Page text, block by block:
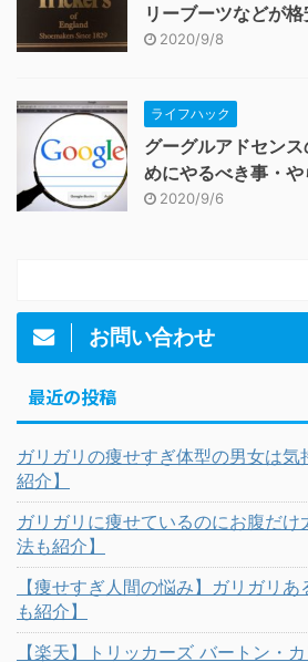
リーブーツなどが
2020/9/8
ライフハック
グーグルアドセン
めにやるべき事・
2020/9/6
お問い合わせ
最近の投稿
ガリガリの痩せすぎ体型の男女は
紹介】
ガリガリに痩せているのにお腹だ
法も紹介】
【痩せすぎ人間の悩み】ガリガリ
も紹介】
【楽天】トリッカーズ バートン・